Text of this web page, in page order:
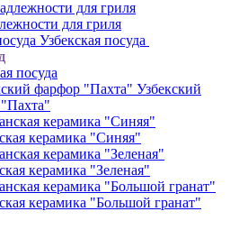
для гриля
Узбекская посуда
посуда
Узбекский
керамика "Синяя"
керамика "Зеленая"
керамика "Большой гранат"